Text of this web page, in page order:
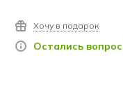
Хочу в подарок
Остались